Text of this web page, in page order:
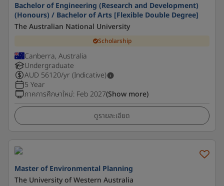
Bachelor of Engineering (Research and Development)
(Honours) / Bachelor of Arts [Flexible Double Degree]
The Australian National University
Scholarship
Canberra, Australia
Undergraduate
AUD 56120/yr (Indicative)
5 Year
ภาคการศึกษาใหม่: Feb 2027(Show more)
ดูรายละเอียด
Master of Environmental Planning
The University of Western Australia